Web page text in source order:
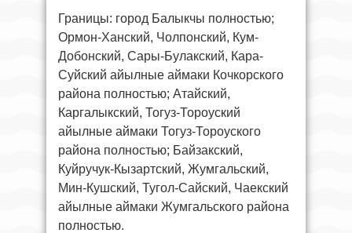
Границы: город Балыкчы полностью;
Ормон-Ханский, Чолпонский, Кум-
Добонский, Сары-Булакский, Кара-
Суйский айылные аймаки Кочкорского
района полностью; Атайский,
Каргалыкский, Тогуз-Тороуский
айылные аймаки Тогуз-Тороуского
района полностью; Байзакский,
Куйручук-Кызартский, Жумгальский,
Мин-Кушский, Тугол-Сайский, Чаекский
айылные аймаки Жумгальского района
полностью.